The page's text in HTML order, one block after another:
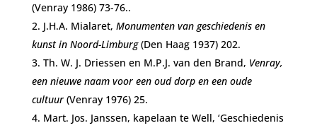
(Venray 1986) 73-76..
J.H.A. Mialaret, Monumenten van geschiedenis en
kunst in Noord-Limburg(Den Haag 1937) 202.
Th. W. J. Driessen en M.P.J. van den Brand, Venray,
een nieuwe naam voor een oud dorp en een oude
cultuur (Venray 1976) 25.
Mart. Jos. Janssen, kapelaan te Well, ‘Geschiedenis